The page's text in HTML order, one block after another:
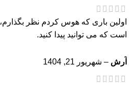
اولین باری که هوس کردم نظر
است که می توانید پیدا کنید.
آرش – شهریور 21, 1404